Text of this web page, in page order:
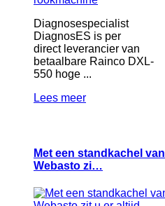
Diagnosespecialist
DiagnosES is per
direct leverancier van
betaalbare Rainco DXL-
550 hoge ...
Lees meer
Met een standkachel van
Webasto zi…